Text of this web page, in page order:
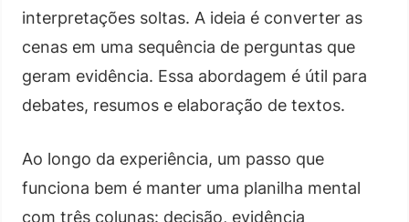
interpretações soltas. A ideia é converter as
cenas em uma sequência de perguntas que
geram evidência. Essa abordagem é útil para
debates, resumos e elaboração de textos.
Ao longo da experiência, um passo que
funciona bem é manter uma planilha mental
com três colunas: decisão, evidência